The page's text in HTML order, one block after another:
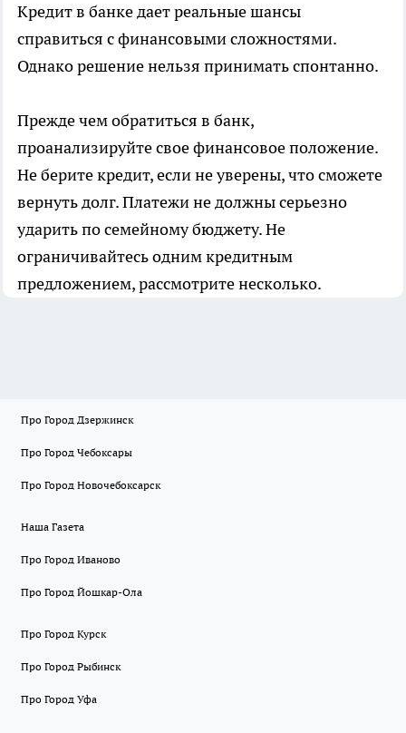
Кредит в банке дает реальные шансы
справиться с финансовыми сложностями.
Однако решение нельзя принимать спонтанно.
Прежде чем обратиться в банк,
проанализируйте свое финансовое положение.
Не берите кредит, если не уверены, что сможете
вернуть долг. Платежи не должны серьезно
ударить по семейному бюджету. Не
ограничивайтесь одним кредитным
предложением, рассмотрите несколько.
Про Город Дзержинск
Про Город Чебоксары
Про Город Новочебоксарск
Наша Газета
Про Город Иваново
Про Город Йошкар-Ола
Про Город Курск
Про Город Рыбинск
Про Город Уфа